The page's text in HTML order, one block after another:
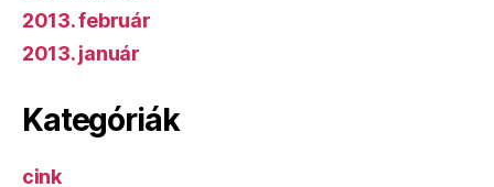
2013. február
2013. január
Kategóriák
cink